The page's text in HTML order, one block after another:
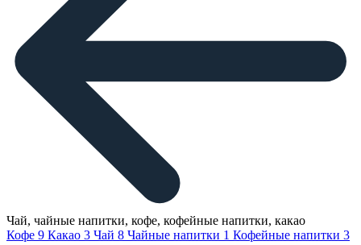
Чай, чайные напитки, кофе, кофейные напитки, какао
Кофе 9 Какао 3 Чай 8 Чайные напитки 1 Кофейные напитки 3